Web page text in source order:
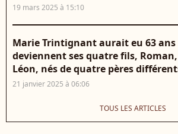
19 mars 2025 à 15:10
Marie Trintignant aurait eu 63 ans
deviennent ses quatre fils,
Léon, nés de quatre pères
21 janvier 2025 à 06:06
TOUS LES ARTICLES